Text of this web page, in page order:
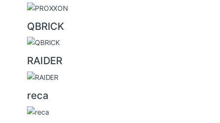
QBRICK
RAIDER
reca